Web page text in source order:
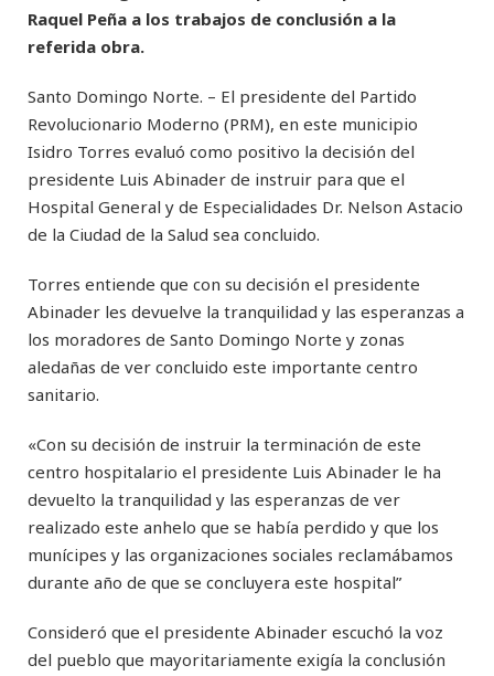
Raquel Peña a los trabajos de conclusión a la
referida obra.
Santo Domingo Norte. – El presidente del Partido
Revolucionario Moderno (PRM), en este municipio
Isidro Torres evaluó como positivo la decisión del
presidente Luis Abinader de instruir para que el
Hospital General y de Especialidades Dr. Nelson Astacio
de la Ciudad de la Salud sea concluido.
Torres entiende que con su decisión el presidente
Abinader les devuelve la tranquilidad y las esperanzas a
los moradores de Santo Domingo Norte y zonas
aledañas de ver concluido este importante centro
sanitario.
«Con su decisión de instruir la terminación de este
centro hospitalario el presidente Luis Abinader le ha
devuelto la tranquilidad y las esperanzas de ver
realizado este anhelo que se había perdido y que los
munícipes y las organizaciones sociales reclamábamos
durante año de que se concluyera este hospital”
Consideró que el presidente Abinader escuchó la voz
del pueblo que mayoritariamente exigía la conclusión